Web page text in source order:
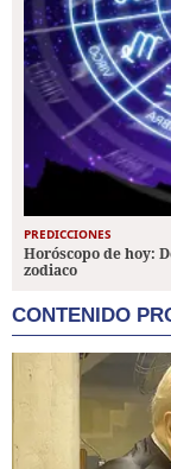
PREDICCIONES
Horóscopo de hoy:
zodiaco
CONTENIDO